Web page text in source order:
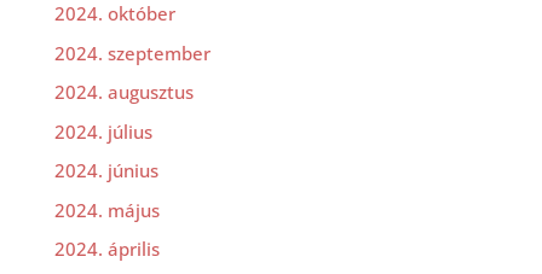
2024. október
2024. szeptember
2024. augusztus
2024. július
2024. június
2024. május
2024. április